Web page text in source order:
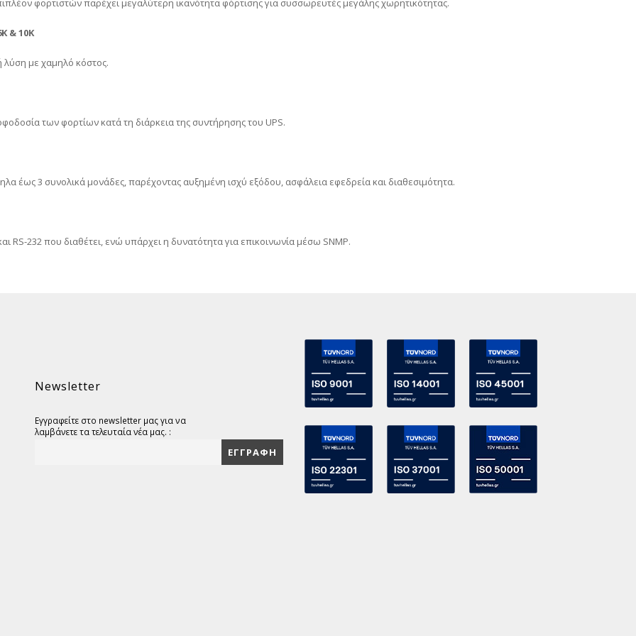
φορτιστών παρέχει μεγαλύτερη ικανότητα φόρτισης για συσσωρευτές μεγάλης χωρητικότητας.
& 10K
λύση με χαμηλό κόστος.
των φορτίων κατά τη διάρκεια της συντήρησης του UPS.
έως 3 συνολικά μονάδες, παρέχοντας αυξημένη ισχύ εξόδου, ασφάλεια εφεδρεία και διαθεσιμότητα.
RS-232 που διαθέτει, ενώ υπάρχει η δυνατότητα για επικοινωνία μέσω SNMP.
Newsletter
Εγγραφείτε στο newsletter μας για να
λαμβάνετε τα τελευταία νέα μας. :